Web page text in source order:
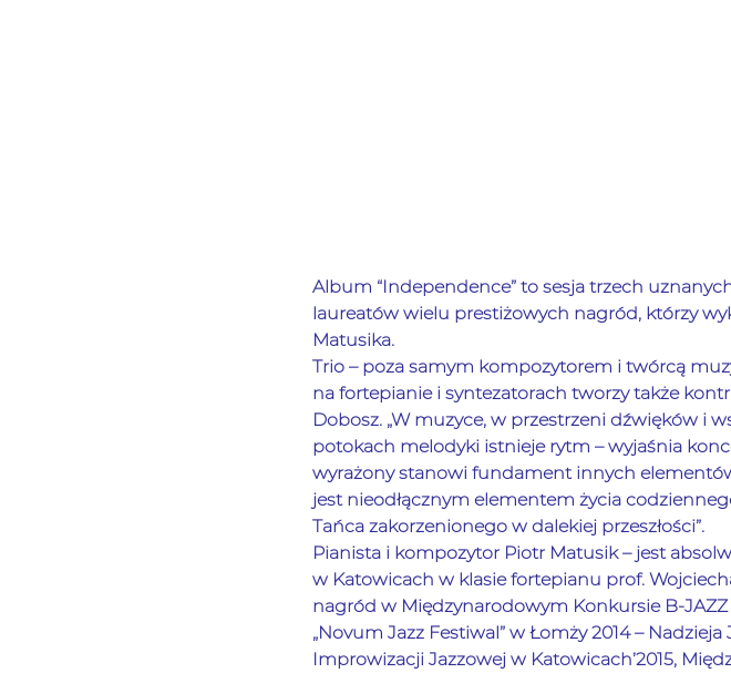
Album “Independence” to sesja trzech
laureatów wielu prestiżowych nagród, którzy
Matusika.
Trio – poza samym kompozytorem i twórcą
na fortepianie i syntezatorach tworzy także
Dobosz. „W muzyce, w przestrzeni dźwięków i
potokach melodyki istnieje rytm – wyjaśnia
wyrażony stanowi fundament innych
jest nieodłącznym elementem życia
Tańca zakorzenionego w dalekiej przeszłości”.
Pianista i kompozytor Piotr Matusik – jest
w Katowicach w klasie fortepianu prof.
nagród w Międzynarodowym Konkursie B-
„Novum Jazz Festiwal” w Łomży 2014 –
Improwizacji Jazzowej w Katowicach’2015,